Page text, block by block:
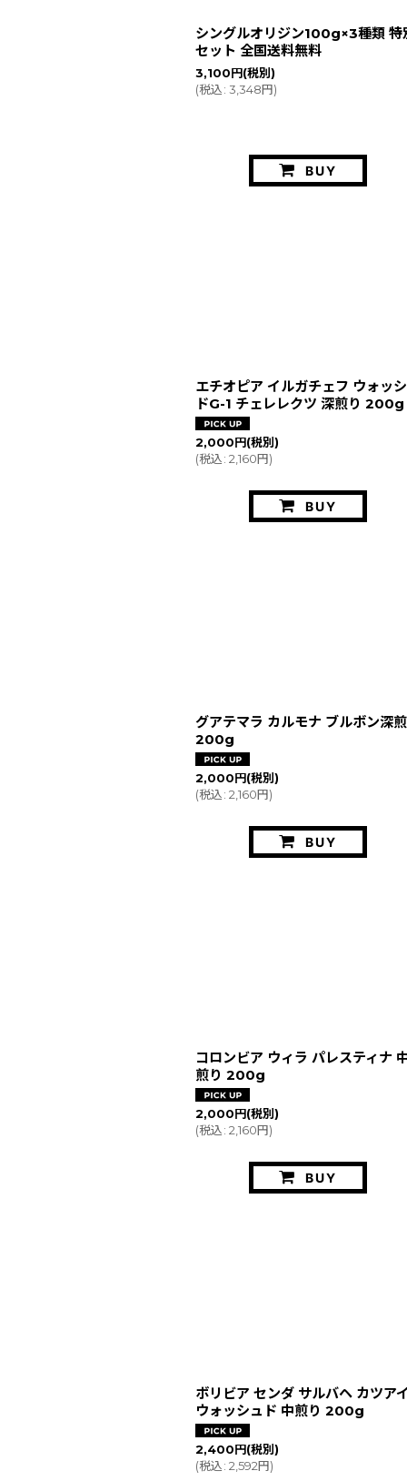
シングルオリジン100g×3種類 特
セット 全国送料無料
3,100円(税別)
(税込: 3,348円)
BUY
エチオピア イルガチェフ ウォッ
ドG-1 チェレレクツ 深煎り 200g
2,000円(税別)
(税込: 2,160円)
BUY
グアテマラ カルモナ ブルボン深
200g
2,000円(税別)
(税込: 2,160円)
BUY
コロンビア ウィラ パレスティナ
煎り 200g
2,000円(税別)
(税込: 2,160円)
BUY
ボリビア センダ サルバヘ カツアイ
ウォッシュド 中煎り 200g
2,400円(税別)
(税込: 2,592円)